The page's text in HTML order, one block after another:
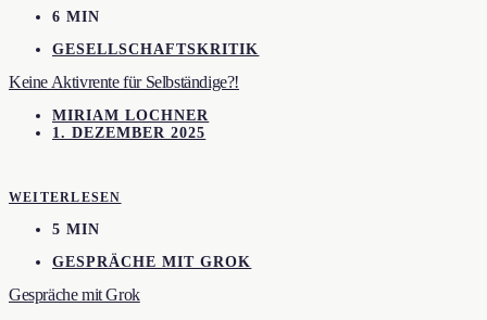
6 MIN
GESELLSCHAFTSKRITIK
Keine Aktivrente für Selbständige?!
MIRIAM LOCHNER
1. DEZEMBER 2025
WEITERLESEN
5 MIN
GESPRÄCHE MIT GROK
Gespräche mit Grok